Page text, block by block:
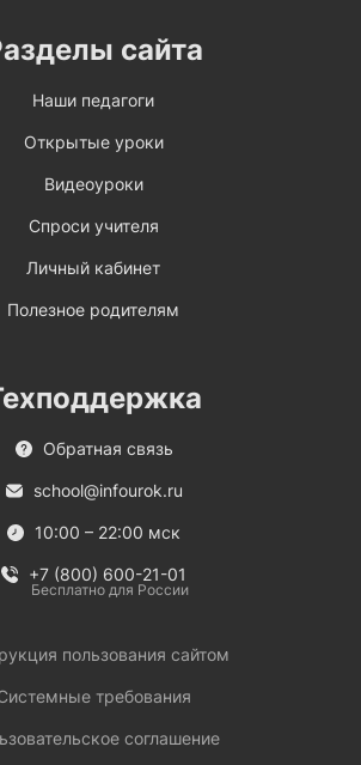
сайта
Наши педагоги
Открытые уроки
Видеоуроки
Спроси учителя
Личный кабинет
Полезное родителям
Обратная связь
school@infourok.ru
10:00 – 22:00 мск
+7 (800) 600-21-01
Бесплатно для России
пользования сайтом
требования
соглашение